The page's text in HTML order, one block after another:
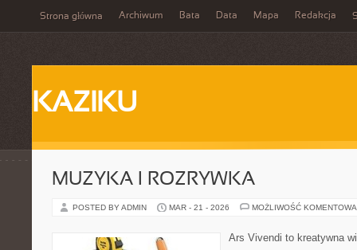
Strona główna Archiwum Bata Data Mapa Redakcja
KAZIKU
MUZYKA I ROZRYWKA
POSTED BY ADMIN MAR - 21 - 2026 MOŻLIWOŚĆ
Ars Vivendi to kreatywna